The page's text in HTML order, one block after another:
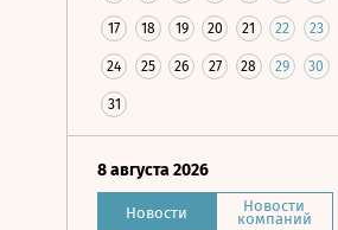
17 18 19 20 21 22 23
24 25 26 27 28 29 30
31
8 августа 2026
Новости Новости
компаний